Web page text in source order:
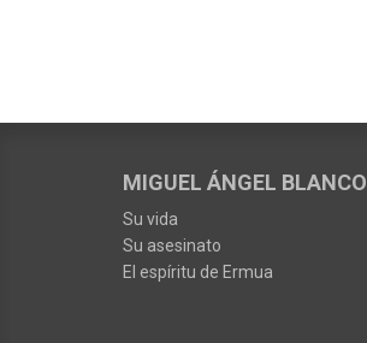
MIGUEL ÁNGEL BLANCO
Su vida
Su asesinato
El espíritu de Ermua